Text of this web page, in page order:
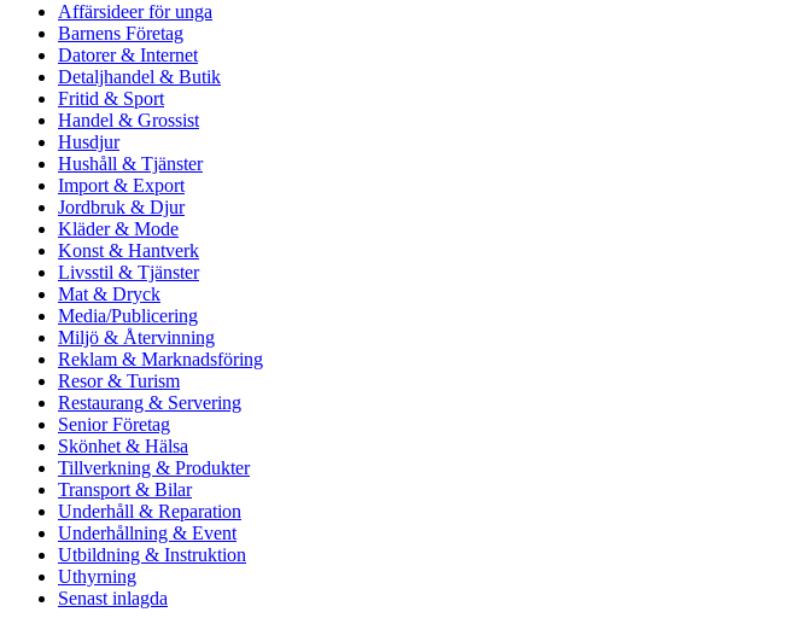
Affärsideer för unga
Barnens Företag
Datorer & Internet
Detaljhandel & Butik
Fritid & Sport
Handel & Grossist
Husdjur
Hushåll & Tjänster
Import & Export
Jordbruk & Djur
Kläder & Mode
Konst & Hantverk
Livsstil & Tjänster
Mat & Dryck
Media/Publicering
Miljö & Återvinning
Reklam & Marknadsföring
Resor & Turism
Restaurang & Servering
Senior Företag
Skönhet & Hälsa
Tillverkning & Produkter
Transport & Bilar
Underhåll & Reparation
Underhållning & Event
Utbildning & Instruktion
Uthyrning
Senast inlagda